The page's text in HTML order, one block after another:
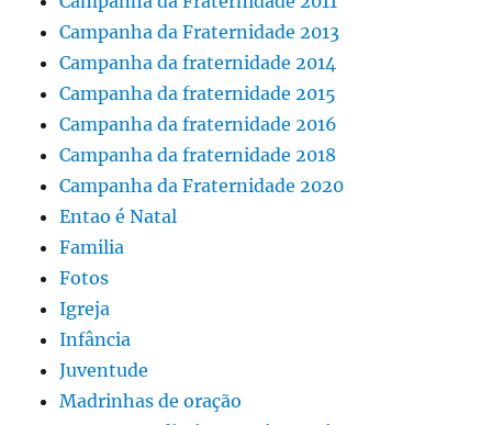
Campanha da Fraternidade 2013
Campanha da fraternidade 2014
Campanha da fraternidade 2015
Campanha da fraternidade 2016
Campanha da fraternidade 2018
Campanha da Fraternidade 2020
Entao é Natal
Familia
Fotos
Igreja
Infância
Juventude
Madrinhas de oração